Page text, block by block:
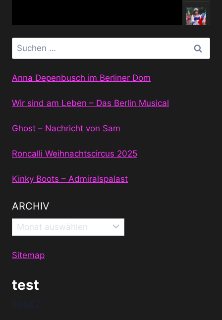
Suchen
nach:
Anna Depenbusch im Berliner Dom
Wir sind am Leben – Das Berlin Musical
Ghost – Nachricht von Sam
Roncalli Weihnachtscircus 2025
Kinky Boots – Admiralspalast
ARCHIV
Archiv
Sitemap
test